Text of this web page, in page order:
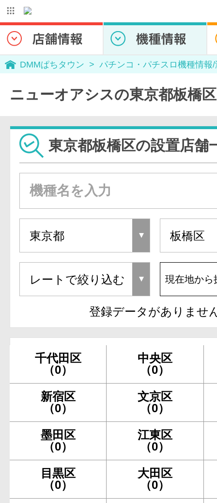
DMMぱちタウン パチンコ・パチスロ機種情報
ニューオアシスの東京都板橋
東京都板橋区の設置店舗
現在地から
登録データがありませ
千代田区
（0）
中央区
（0）
新宿区
（0）
文京区
（0）
墨田区
（0）
江東区
（0）
目黒区
（0）
大田区
（0）